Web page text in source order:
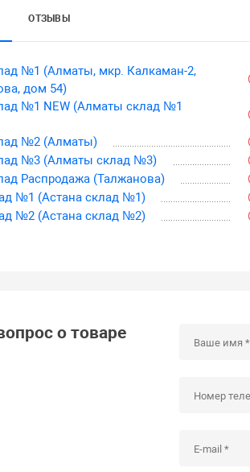
ОТЗЫВЫ
№1 (Алматы, мкр. Калкаман-2,
дом 54)
№1 NEW (Алматы склад №1
№2 (Алматы)
№3 (Алматы склад №3)
Распродажа (Талжанова)
№1 (Астана склад №1)
№2 (Астана склад №2)
о товаре